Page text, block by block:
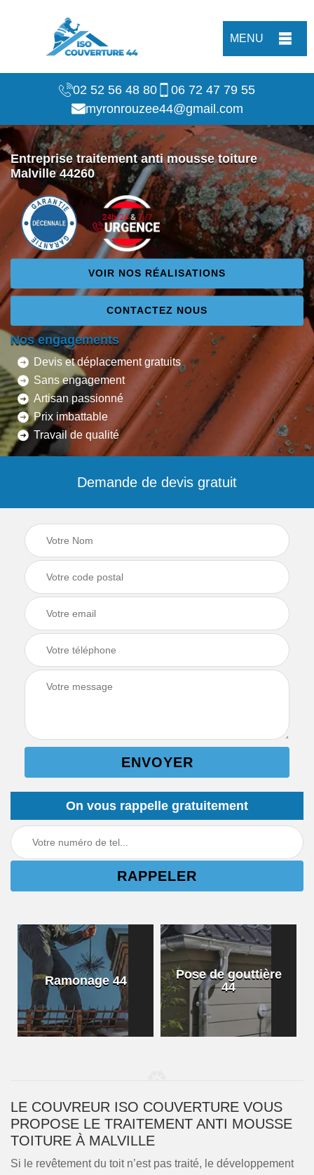
MENU
02 52 56 48 80
06 72 47 79 55
myronrouzee44@gmail.com
Entreprise traitement anti mousse toiture
Malville 44260
VOIR NOS RÉALISATIONS
CONTACTEZ NOUS
Nos engagements
Devis et déplacement gratuits
Sans engagement
Artisan passionné
Prix imbattable
Travail de qualité
Demande de devis gratuit
On vous rappelle gratuitement
Ramonage 44
Pose de gouttière
44
LE COUVREUR ISO COUVERTURE VOUS
PROPOSE LE TRAITEMENT ANTI MOUSSE
TOITURE À MALVILLE
Si le revêtement du toit n’est pas traité, le développement